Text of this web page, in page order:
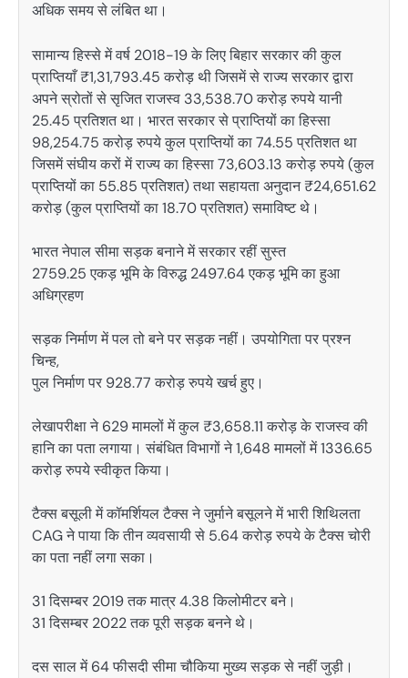
अधिक समय से लंबित था।
सामान्य हिस्से में वर्ष 2018-19 के लिए बिहार सरकार की कुल
प्राप्तियाँ ₹1,31,793.45 करोड़ थी जिसमें से राज्य सरकार द्वारा
अपने स्रोतों से सृजित राजस्व 33,538.70 करोड़ रुपये यानी
25.45 प्रतिशत था। भारत सरकार से प्राप्तियों का हिस्सा
98,254.75 करोड़ रुपये कुल प्राप्तियों का 74.55 प्रतिशत था
जिसमें संघीय करों में राज्य का हिस्सा 73,603.13 करोड़ रुपये (कुल
प्राप्तियों का 55.85 प्रतिशत) तथा सहायता अनुदान ₹24,651.62
करोड़ (कुल प्राप्तियों का 18.70 प्रतिशत) समाविष्ट थे।
भारत नेपाल सीमा सड़क बनाने में सरकार रहीं सुस्त
2759.25 एकड़ भूमि के विरुद्ध 2497.64 एकड़ भूमि का हुआ
अधिग्रहण
सड़क निर्माण में पल तो बने पर सड़क नहीं। उपयोगिता पर प्रश्न
चिन्ह,
पुल निर्माण पर 928.77 करोड़ रुपये खर्च हुए।
लेखापरीक्षा ने 629 मामलों में कुल ₹3,658.11 करोड़ के राजस्व की
हानि का पता लगाया। संबंधित विभागों ने 1,648 मामलों में 1336.65
करोड़ रुपये स्वीकृत किया।
टैक्स बसूली में कॉमर्शियल टैक्स ने जुर्माने बसूलने में भारी शिथिलता
CAG ने पाया कि तीन व्यवसायी से 5.64 करोड़ रुपये के टैक्स चोरी
का पता नहीं लगा सका।
31 दिसम्बर 2019 तक मात्र 4.38 किलोमीटर बने।
31 दिसम्बर 2022 तक पूरी सड़क बनने थे।
दस साल में 64 फीसदी सीमा चौकिया मुख्य सड़क से नहीं जुड़ी।